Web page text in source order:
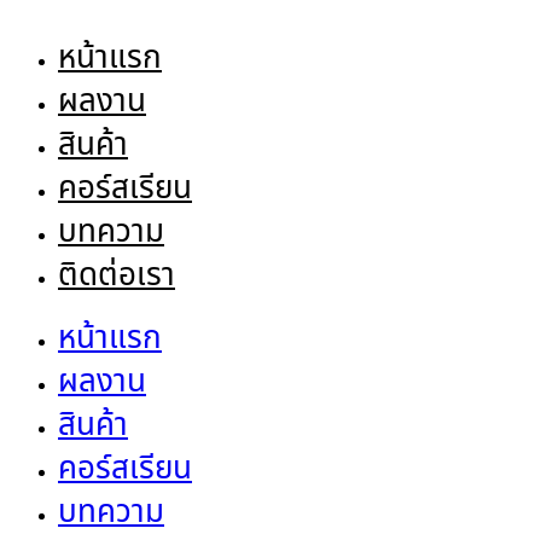
หน้าแรก
ผลงาน
สินค้า
คอร์สเรียน
บทความ
ติดต่อเรา
หน้าแรก
ผลงาน
สินค้า
คอร์สเรียน
บทความ